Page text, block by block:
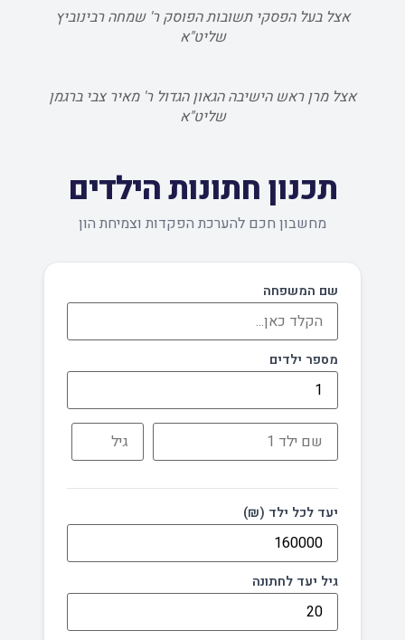
אצל בעל הפסקי תשובות הפוסק ר' שמחה רבינוביץ
שליט"א
אצל מרן ראש הישיבה הגאון הגדול ר' מאיר צבי ברגמן
שליט"א
תכנון חתונות הילדים
מחשבון חכם להערכת הפקדות וצמיחת הון
שם המשפחה
מספר ילדים
יעד לכל ילד (₪)
גיל יעד לחתונה